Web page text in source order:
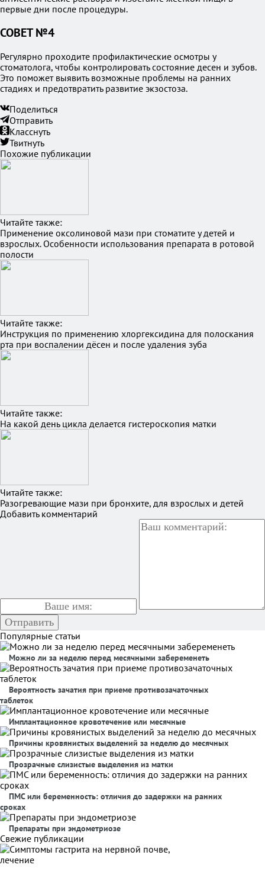
первые дни после процедуры.
СОВЕТ №4
Регулярно проходите профилактические осмотры у
стоматолога, чтобы контролировать состояние десен и зубов.
Это поможет выявить возможные проблемы на ранних
стадиях и предотвратить развитие экзостоза.
Поделиться
Отправить
Класснуть
Твитнуть
Похожие публикации
Читайте также:
Применение оксолиновой мази при стоматите у детей и
взрослых. Особенности использования препарата в ротовой
полости
Читайте также:
Инструкция по применению хлоргексидина для полоскания
рта при воспалении дёсен и после удаления зуба
Читайте также:
На какой день цикла делается гистероскопия матки
Читайте также:
Разогревающие мази при бронхите, для взрослых и детей
Добавить комментарий
Популярные статьи
Можно ли за неделю перед месячными забеременеть
Вероятность зачатия при приеме противозачаточных
таблеток
Имплантационное кровотечение или месячные
Причины кровянистых выделений за неделю до месячных
Прозрачные слизистые выделения из матки
ПМС или беременность: отличия до задержки на ранних
сроках
Препараты при эндометриозе
Свежие публикации